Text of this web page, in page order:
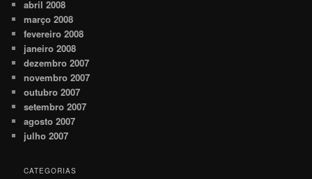
abril 2008
março 2008
fevereiro 2008
janeiro 2008
dezembro 2007
novembro 2007
outubro 2007
setembro 2007
agosto 2007
julho 2007
CATEGORIAS